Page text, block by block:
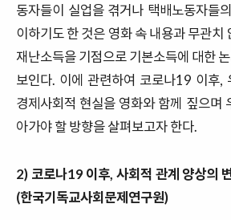
동자들이 실업을 겪거나 택배노동자들
이하기도 한 것은 영화 속 내용과 무관치
재난소득을 기점으로 기본소득에 대한
보인다. 이에 관련하여 코로나19 이후,
경제사회적 현실을 영화와 함께 짚으며
아가야 할 방향을 살펴보고자 한다.
2) 코로나19 이후,사회적 관계 양상의
(한국기독교사회문제연구원)